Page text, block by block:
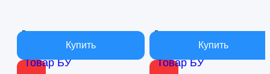
Товар БУ
В наличии
Товар БУ
В наличии